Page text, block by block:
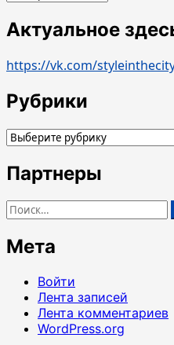
Актуальное
https://vk.com/
Рубрики
Рубрики
Партнеры
Найти:
Мета
Войти
Лента записей
Лента комментариев
WordPress.org